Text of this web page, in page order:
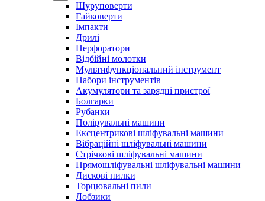
Шуруповерти
Гайковерти
Імпакти
Дрилі
Перфоратори
Відбійні молотки
Мультифункціональний інструмент
Набори інструментів
Акумулятори та зарядні пристрої
Болгарки
Рубанки
Полірувальні машини
Ексцентрикові шліфувальні машини
Вібраційні шліфувальні машини
Стрічкові шліфувальні машини
Прямошліфувальні шліфувальні машини
Дискові пилки
Торцювальні пили
Лобзики